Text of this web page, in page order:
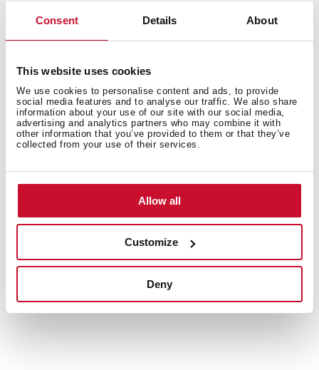
Consent Details About
This website uses cookies
We use cookies to personalise content and ads, to provide
social media features and to analyse our traffic. We also share
information about your use of our site with our social media,
advertising and analytics partners who may combine it with
other information that you’ve provided to them or that they’ve
collected from your use of their services.
Allow all
Customize
Deny
Environmentálny záväzok spoločnosti Teka je zameraný
potvrdzuje prácu našich tovární a skladov pri ochrane
životného prostredia.